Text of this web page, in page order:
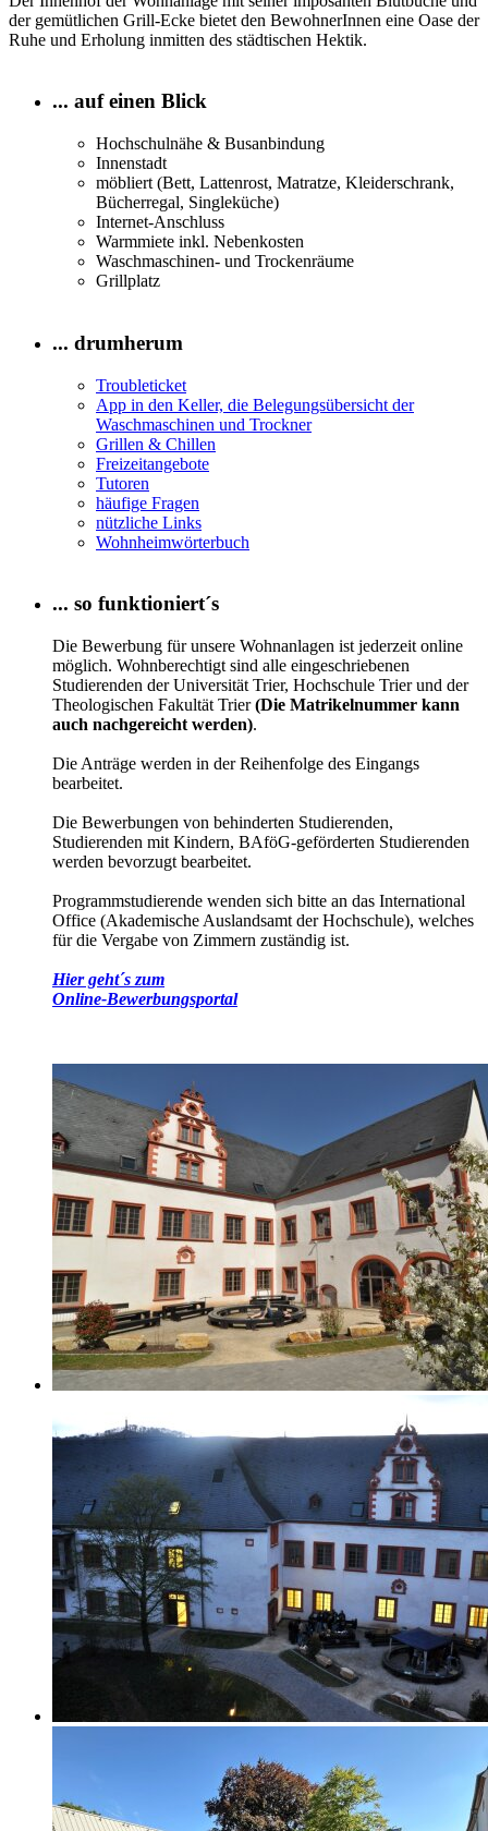
der gemütlichen Grill-Ecke bietet den BewohnerInnen eine Oase der
Ruhe und Erholung inmitten des städtischen Hektik.
... auf einen Blick
Hochschulnähe & Busanbindung
Innenstadt
möbliert (Bett, Lattenrost, Matratze, Kleiderschrank,
Bücherregal, Singleküche)
Internet-Anschluss
Warmmiete inkl. Nebenkosten
Waschmaschinen- und Trockenräume
Grillplatz
... drumherum
Troubleticket
App in den Keller, die Belegungsübersicht der
Waschmaschinen und Trockner
Grillen & Chillen
Freizeitangebote
Tutoren
häufige Fragen
nützliche Links
Wohnheimwörterbuch
... so funktioniert´s
Die Bewerbung für unsere Wohnanlagen ist jederzeit online
möglich. Wohnberechtigt sind alle eingeschriebenen
Studierenden der Universität Trier, Hochschule Trier und der
Theologischen Fakultät Trier(Die Matrikelnummer kann
auch nachgereicht werden).
Die Anträge werden in der Reihenfolge des Eingangs
bearbeitet.
Die Bewerbungen von behinderten Studierenden,
Studierenden mit Kindern, BAföG-geförderten Studierenden
werden bevorzugt bearbeitet.
Programmstudierende wenden sich bitte an das International
Office (Akademische Auslandsamt der Hochschule), welches
für die Vergabe von Zimmern zuständig ist.
Hier geht´s zum
Online-Bewerbungsportal